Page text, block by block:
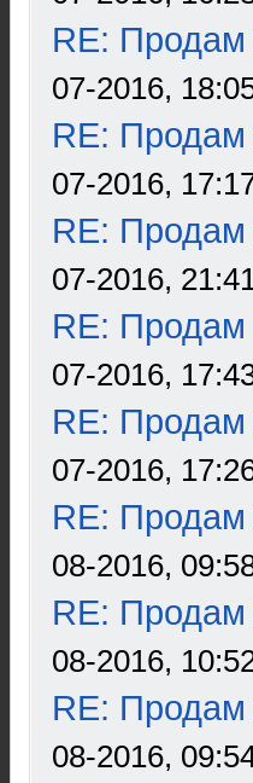
RE: Продам
07-2016,
RE: Продам
07-2016,
RE: Продам
07-2016,
RE: Продам
07-2016,
RE: Продам
07-2016,
RE: Продам
08-2016,
RE: Продам
08-2016,
RE: Продам
08-2016,